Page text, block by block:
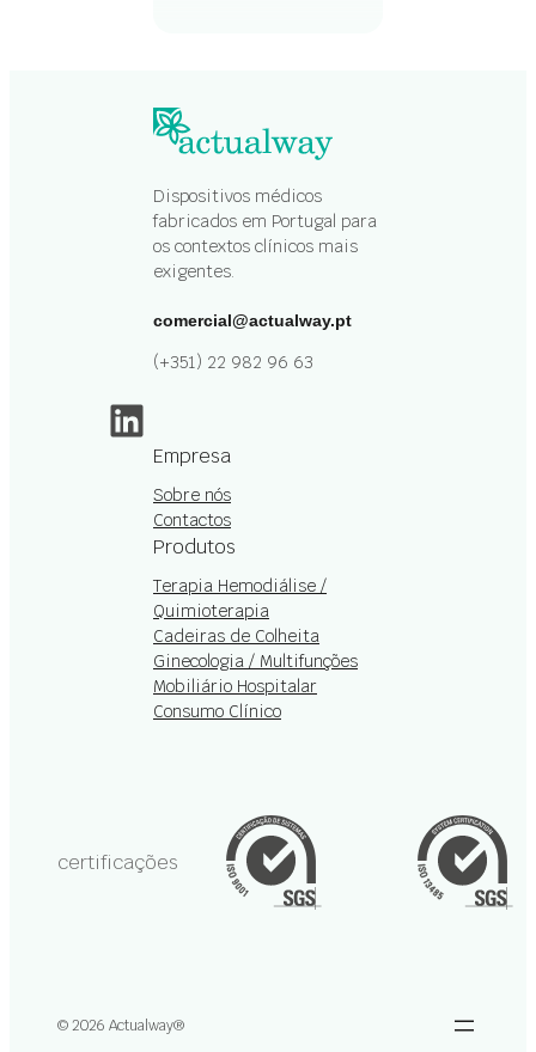
Dispositivos médicos
fabricados em Portugal para
os contextos clínicos mais
exigentes.
comercial@actualway.pt
(+351) 22 982 96 63
LinkedIn
Empresa
Sobre nós
Contactos
Produtos
Terapia Hemodiálise /
Quimioterapia
Cadeiras de Colheita
Ginecologia / Multifunções
Mobiliário Hospitalar
Consumo Clínico
certificações
© 2026 Actualway®